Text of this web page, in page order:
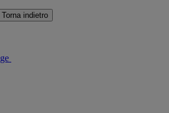
Torna indietro